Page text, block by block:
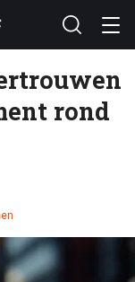
rond